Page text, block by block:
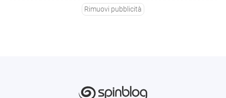
Rimuovi pubblicità